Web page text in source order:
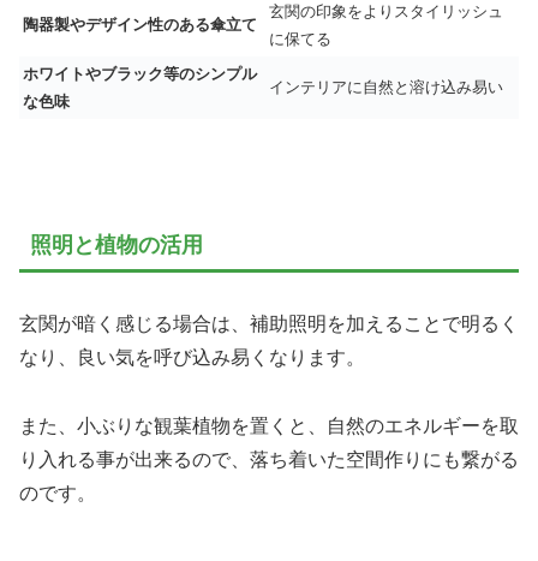
陶器製やデザイン性のある傘立て
玄関の印象をよりスタイリッシュ
に保てる
ホワイトやブラック等のシンプル
な色味
インテリアに自然と溶け込み易い
照明と植物の活用
玄関が暗く感じる場合は、補助照明を加えることで明るく
なり、良い気を呼び込み易くなります。
また、小ぶりな観葉植物を置くと、自然のエネルギーを取
り入れる事が出来るので、落ち着いた空間作りにも繋がる
のです。